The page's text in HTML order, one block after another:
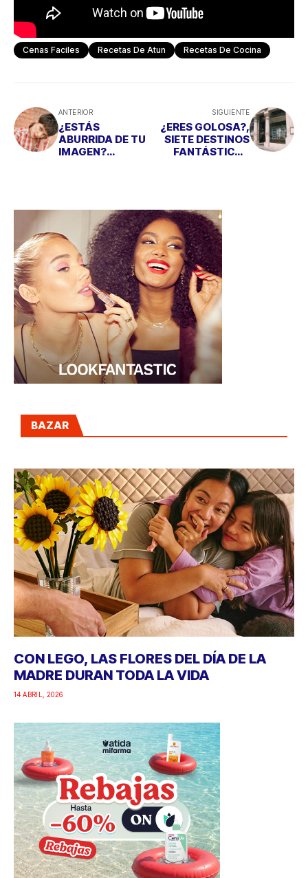
Cenas Faciles Recetas De Atun Recetas De Cocina
ANTERIOR
¿ESTÁS
ABURRIDA DE TU
IMAGEN?
SIGUIENTE
¿ERES GOLOSA?,
SIETE DESTINOS
FANTÁSTICOS
BAZAR
CON LEGO, LAS FLORES DEL DÍA DE LA
MADRE DURAN TODA LA VIDA
14 ABRIL, 2026